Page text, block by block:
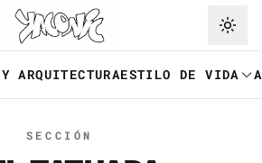
principal
ARQUITECTURAESTILO DE VIDA
SECCIÓN